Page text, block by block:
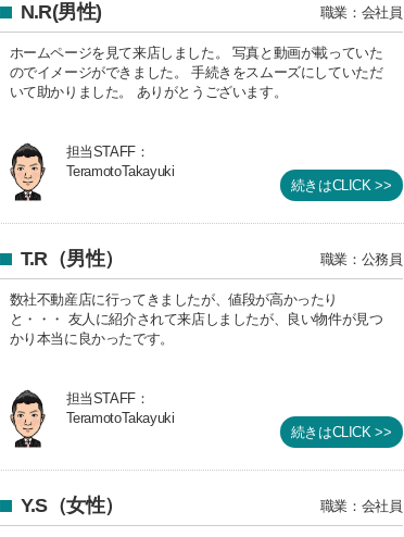
N.R(男性) 職業：会社員
ホームページを見て来店しました。 写真と動画が載っていた
のでイメージができました。 手続きをスムーズにしていただ
いて助かりました。 ありがとうございます。
担当STAFF：
TeramotoTakayuki
続きはCLICK >>
T.R（男性） 職業：公務員
数社不動産店に行ってきましたが、値段が高かったり
と・・・ 友人に紹介されて来店しましたが、良い物件が見つ
かり本当に良かったです。
担当STAFF：
TeramotoTakayuki
続きはCLICK >>
Y.S（女性） 職業：会社員